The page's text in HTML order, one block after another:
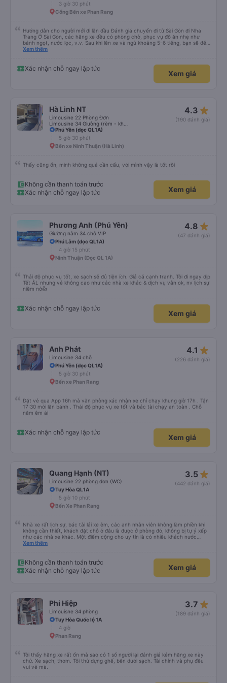
3 giờ 30 phút
Cổng Bến xe Phan Rang
Hướng dẫn cho người mới đi lần đầu Đánh giá chuyến đi từ Sài Gòn đi Nha
Trang Ở Sài Gòn, các hãng xe đều có phòng chờ, phục vụ đồ ăn nhẹ như
bánh ngọt, nước lọc, v.v. Sau khi lên xe và ngủ khoảng 5-6 tiếng, bạn sẽ đến
Nha Trang. Ở Nha Trang, các hãng xe có dịch vụ đưa đón miễn phí, tuy
(nên dùng Google Translate và đưa cho họ đọc) để được hỗ trợ tìm xe đưa
đón. Bạn không nên tin những người mặc áo Grab mời bạn đi xe bên ngoài.
Nói về chất lượng xe thì tuyệt vời, xe được làm theo kiểu cabin với thiết kế
Google Dịch để giao tiếp với họ. Hy vọng bài đánh giá này sẽ giúp ích cho
bạn khi đi
Xem thêm
Xác nhận chỗ ngay lập tức
Xem giá
Hà Linh NT
Limousine 22 Phòng Đơn
4.3 star_rate
(190 đánh giá)
Phú Yên (dọc QL1A)
5 giờ 30 phút
Bến xe Ninh Thuận (Hà Linh)
Thấy cũng ổn, mình không quá cần cẩu, với mình vậy là tốt rồi
Không cần thanh toán trước
Xác nhận chỗ ngay lập tức
Xem giá
Phương Anh (Phú Yên)
Giường nằm 34 chỗ VIP
4.8 star_rate
(47 đánh giá)
Phú Lâm (dọc QL1A)
4 giờ 15 phút
Ninh Thuận (Dọc QL 1A)
Thái độ phục vụ tốt, xe sạch sẽ đủ tiện ích. Giá cả cạnh tranh. Tôi đi ngay dịp
Tết ÂL nhưng vé không cao như các nhà xe khác & dịch vụ vẫn ok, nv lịch sự
niềm nở👍
Xác nhận chỗ ngay lập tức
Xem giá
Anh Phát
Limousine 34 chỗ
4.1 star_rate
(226 đánh giá)
Phú Yên (dọc QL1A)
5 giờ 30 phút
Bến xe Phan Rang
Đặt vé qua App 16h mà văn phòng xác nhận xe chỉ chạy khung giờ 17h . Tận
17:30 mới lăn bánh . Thái độ phục vụ xe tốt và bác tài chạy an toàn . Chỗ
nằm êm ái
Xác nhận chỗ ngay lập tức
Xem giá
Quang Hạnh (NT)
Limousine 22 phòng đơn (WC)
3.5 star_rate
(442 đánh giá)
Tuy Hòa QL1A
5 giờ 10 phút
Bến Xe Phan Rang
Nhà xe rất lịch sự, bác tài lái xe êm, các anh nhân viên không làm phiền khi
không cần thiết, khách đặt chỗ ở đâu là được ở phòng đó, không bị tự ý xếp
như các nhà xe khác. Một điểm cộng cho uy tín là có nhiều khách nước
Xem thêm
Không cần thanh toán trước
Xác nhận chỗ ngay lập tức
Xem giá
Phi Hiệp
Limouisne 34 phòng
3.7 star_rate
(189 đánh giá)
Tuy Hòa Quốc lộ 1A
4 giờ
Phan Rang
Tôi thấy hãng xe rất ổn mà sao có 1 số người lại đánh giá kém hãng xe này
chứ. Xe sạch, thơm. Tôi thử dựng ghế, bên dưới sạch. Tài chính và phụ đều
vui vẻ mà.